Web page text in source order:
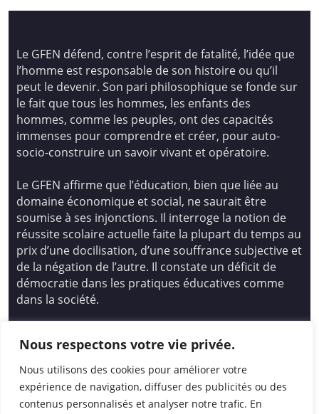
Nous respectons votre vie privée.
Nous utilisons des cookies pour améliorer votre
expérience de navigation, diffuser des publicités ou des
contenus personnalisés et analyser notre trafic. En
Le GFEN défend, contre l’esprit de fatalité, l’idée que
l’homme est responsable de son histoire ou qu’il
peut le devenir. Son pari philosophique se fonde sur
le fait que tous les hommes, les enfants des
hommes, comme les peuples, ont des capacités
immenses pour comprendre et créer, pour auto-
socio-construire un savoir vivant et opératoire.
Le GFEN affirme que l’éducation, bien que liée au
domaine économique et social, ne saurait être
soumise à ses injonctions. Il interroge la notion de
réussite scolaire actuelle faite la plupart du temps au
prix d’une docilisation, d’une souffrance subjective et
de la négation de l’autre. Il constate un déficit de
démocratie dans les pratiques éducatives comme
dans la société.
Nouvelle
14 avenue Spinoza 94200 Ivry Sur Seine
01 46 72 53 17 – gfen@gfen.asso.fr